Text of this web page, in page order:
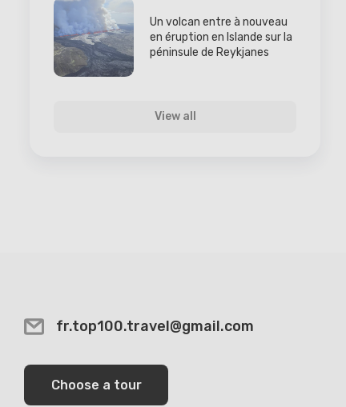
Un volcan entre à nouveau
en éruption en Islande sur la
péninsule de Reykjanes
View all
fr.top100.travel@gmail.com
Choose a tour